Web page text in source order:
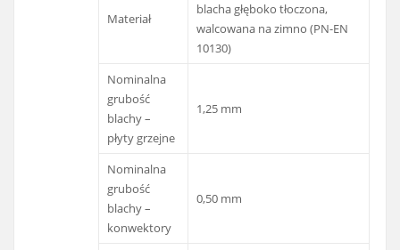
Materiał
blacha głęboko tłoczona,
walcowana na zimno (PN-EN
10130)
Nominalna
grubość
blachy –
płyty grzejne
1,25 mm
Nominalna
grubość
blachy –
konwektory
0,50 mm